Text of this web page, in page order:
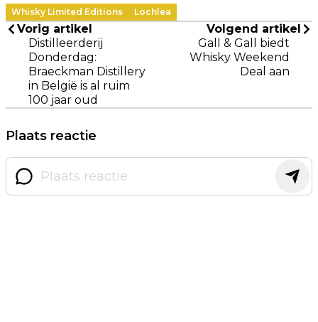
Whisky Limited Editions Lochlea
Vorig artikel
Distilleerderij
Donderdag:
Braeckman Distillery
in België is al ruim
100 jaar oud
Volgend artikel
Gall & Gall biedt
Whisky Weekend
Deal aan
Plaats reactie